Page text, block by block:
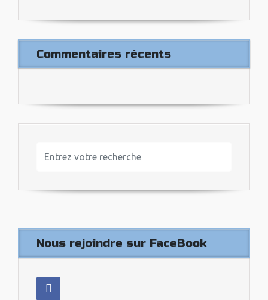
Commentaires récents
Nous rejoindre sur FaceBook